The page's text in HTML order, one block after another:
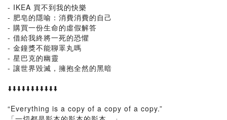
- IKEA 買不到我的快樂
- 肥皂的隱喻：消費消費的自己
- 購買一份生命的虛假解答
- 借給我終將一死的恐懼
- 金鐘獎不能聊睪丸嗎
- 星巴克的幽靈
- 讓世界毀滅，擁抱全然的黑暗
⬇️⬇️⬇️⬇️⬇️⬇️⬇️⬇️⬇️⬇️⬇️
“Everything is a copy of a copy of a copy.”